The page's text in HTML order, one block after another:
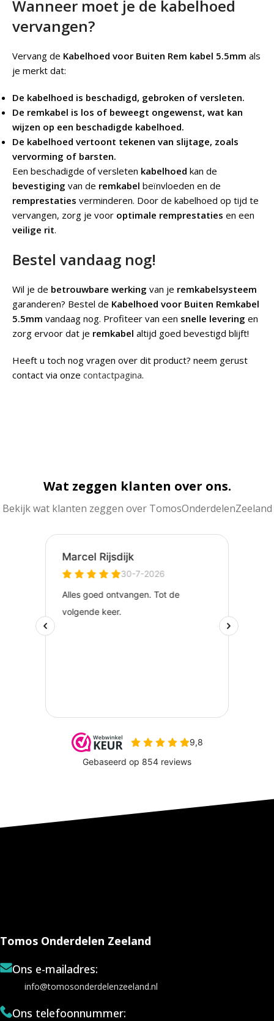
Wanneer moet je de kabelhoed
vervangen?
Vervang de Kabelhoed voor Buiten Rem kabel 5.5mm als
je merkt dat:
De kabelhoed is beschadigd, gebroken of versleten.
De remkabel is los of beweegt ongewenst, wat kan
wijzen op een beschadigde kabelhoed.
De kabelhoed vertoont tekenen van slijtage, zoals
vervorming of barsten.
Een beschadigde of versleten kabelhoed kan de
bevestiging van de remkabel beïnvloeden en de
remprestaties verminderen. Door de kabelhoed op tijd te
vervangen, zorg je voor optimale remprestaties en een
veilige rit.
Bestel vandaag nog!
Wil je de betrouwbare werking van je remkabelsysteem
garanderen? Bestel de Kabelhoed voor Buiten Remkabel
5.5mm vandaag nog. Profiteer van een snelle levering en
zorg ervoor dat je remkabel altijd goed bevestigd blijft!
Heeft u toch nog vragen over dit product? neem gerust
contact via onze contactpagina.
Wat zeggen klanten over ons.
Bekijk wat klanten zeggen over TomosOnderdelenZeeland
Tomos Onderdelen Zeeland
Ons e-mailadres:
info@tomosonderdelenzeeland.nl
Ons telefoonnummer: